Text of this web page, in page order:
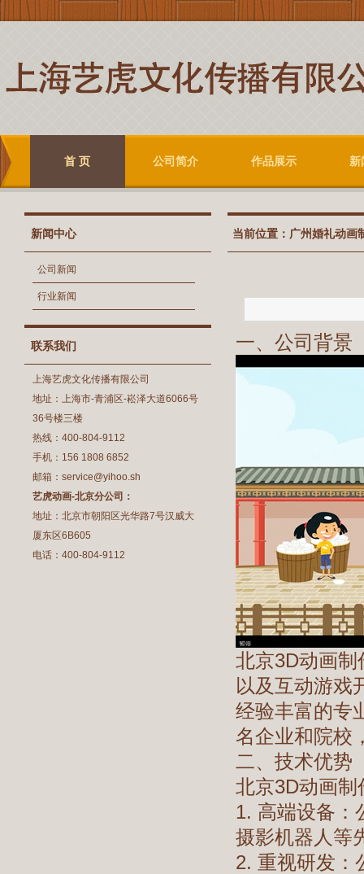
首 页 公司简介 作品展示 新
新闻中心
公司新闻
行业新闻
联系我们
上海艺虎文化传播有限公司
地址：上海市-青浦区-崧泽大道6066号
36号楼三楼
热线：400-804-9112
手机：156 1808 6852
邮箱：service@yihoo.sh
艺虎动画-北京分公司：
地址：北京市朝阳区光华路7号汉威大
厦东区6B605
电话：400-804-9112
当前位置： 广州婚礼动画
一、公司背景
北京3D动画
以及互动游戏
经验丰富的专
名企业和院校
二、技术优势
北京3D动画
1. 高端设备：
摄影机器人等
2. 重视研发：